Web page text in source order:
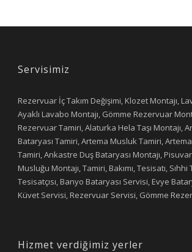
Servisimiz
Rezervuar İç Takım Değişimi, Klozet Montajı,
Ayaklı Lavabo Montajı, Gömme Rezervuar
Rezervuar Tamiri, Alaturka Hela Taşı Montajı,
Bataryası Tamiri, Artema Musluk Tamiri,
Tamiri, Ankastre Duş Bataryası Montajı,
Musluğu Montajı, Tamiri, Bakımı, Tesisatı, Sıhhi
Tesisatçısı, Banyo Bataryası Servisi, Evye
Küvet Servisi, Rezervuar Servisi, Gömme
Hizmet verdiğimiz yerler